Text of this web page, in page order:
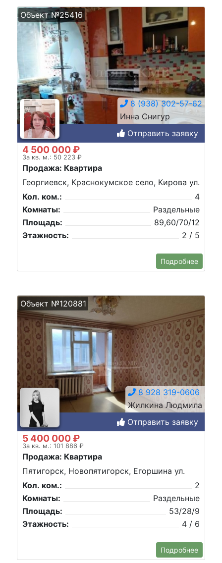
Объект №25416
8 (938) 302-57-62
Инна Снигур
Отправить заявку
4 500 000 ₽
За кв. м.: 50 223 ₽
Продажа: Квартира
Георгиевск, Краснокумское село, Кирова ул.
Кол. ком.:
4
Комнаты:
Раздельные
Площадь:
89,60/70/12
Этажность:
2 / 5
Подробнее
Объект №120881
8 928 319-0606
Жилкина Людмила
Отправить заявку
5 400 000 ₽
За кв. м.: 101 886 ₽
Продажа: Квартира
Пятигорск, Новопятигорск, Егоршина ул.
Кол. ком.:
2
Комнаты:
Раздельные
Площадь:
53/28/9
Этажность:
4 / 6
Подробнее